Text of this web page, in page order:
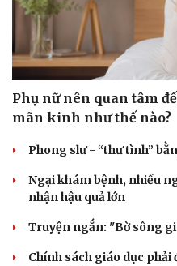
Phụ nữ nên quan tâm
mãn kinh như thế nào?
Phong slư - “thư tình”
Ngại khám bệnh, nhiều
nhận hậu quả lớn
Truyện ngắn: "Bờ sông
Chính sách giáo dục phải